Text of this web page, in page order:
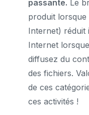
passante. Le
produit lorsque
Internet) réduit
Internet
diffusez du
des fichiers.
de ces
ces activités !